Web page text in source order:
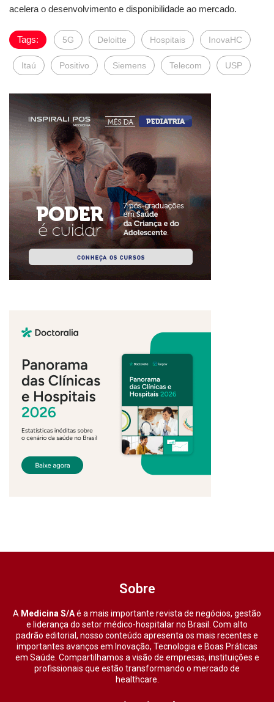
acelera o desenvolvimento e disponibilidade ao mercado.
Tags: 5G Deloitte Hospitais InovaHC
Itaú Positivo Siemens Telecom USP
Sobre
A Medicina S/Aé a mais importante revista de negócios, gestão
e liderança do setor médico-hospitalar no Brasil. Com alto
padrão editorial, nosso conteúdo apresenta os mais recentes e
importantes avanços em Inovação, Tecnologia e Boas Práticas
em Saúde. Compartilhamos a visão de empresas, instituições e
profissionais que estão transformando o mercado de
healthcare.